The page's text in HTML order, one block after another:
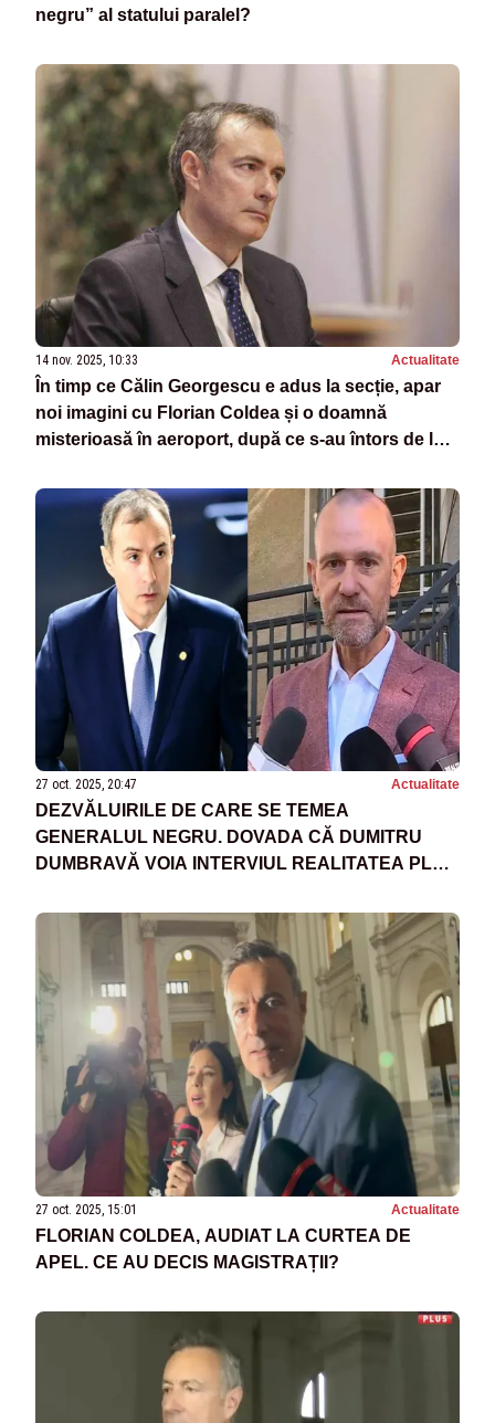
negru” al statului paralel?
14 nov. 2025, 10:33 Actualitate
În timp ce Călin Georgescu e adus la secție, apar
noi imagini cu Florian Coldea și o doamnă
misterioasă în aeroport, după ce s-au întors de la
27 oct. 2025, 20:47 Actualitate
DEZVĂLUIRILE DE CARE SE TEMEA
GENERALUL NEGRU. DOVADA CĂ DUMITRU
DUMBRAVĂ VOIA INTERVIUL REALITATEA PLUS
27 oct. 2025, 15:01 Actualitate
FLORIAN COLDEA, AUDIAT LA CURTEA DE
APEL. CE AU DECIS MAGISTRAȚII?